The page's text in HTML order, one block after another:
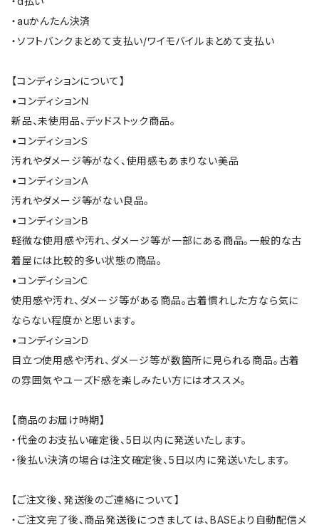
・auかんたん決済
・ソフトバンクまとめて支払い/ワイモバイルまとめて支払い
【コンディションについて】
•コンディションＮ
新品、未使用品、デッドストック商品。
•コンディションＳ
汚れやダメージ等がなく、使用感もあまりない美品
•コンディションＡ
汚れやダメージ等がない良品。
•コンディションＢ
軽微な使用感や汚れ、ダメージ等が一部にある商品。一般的な古
着屋には比較的多い状態の商品。
•コンディションＣ
使用感や汚れ、ダメージ等がある商品。古着慣れした方なら気に
ならない程度かと思います。
•コンディションＤ
目立つ使用感や汚れ、ダメージ等が数箇所に見られる商品。古着
の雰囲気やユーズド感を楽しみたい方にはオススメ。
【商品のお届け時期】
・代金のお支払い確定後、5日以内に発送いたします。
・後払い決済の場合は注文確定後、5日以内に発送いたします。
【ご注文後、発送後のご連絡について】
・ご注文完了後、商品発送後につきましては、BASEより自動配信メ